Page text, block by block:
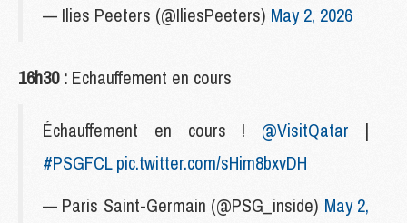
— Ilies Peeters (@IliesPeeters) May 2, 2026
16h30 : Echauffement en cours
Échauffement en cours ! @VisitQatar |
#PSGFCL pic.twitter.com/sHim8bxvDH
— Paris Saint-Germain (@PSG_inside) May 2,